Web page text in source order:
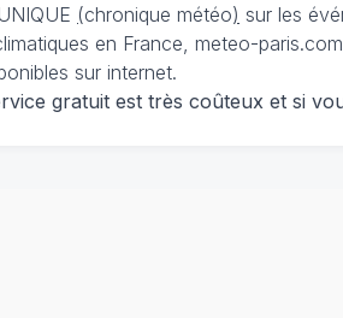
(chronique météo) sur les
en France, meteo-
sur internet.
gratuit est très coûteux et si